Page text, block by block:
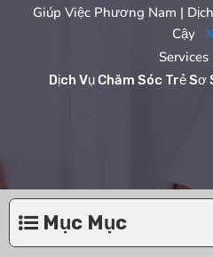
Giúp Việc Phương Nam |
Cậy
Services
Dịch Vụ Chăm Sóc Trẻ Sơ
Mục Mục